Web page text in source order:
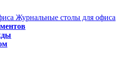
Журнальные столы для офиса